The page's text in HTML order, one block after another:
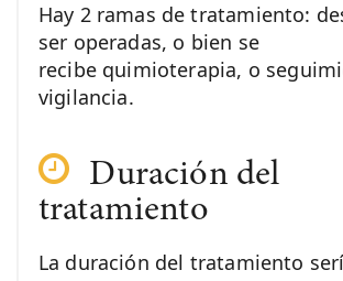
Hay 2 ramas de tratamiento:
ser operadas, o bien se
recibe quimioterapia, o
vigilancia.
Duración del
tratamiento
La duración del tratamiento